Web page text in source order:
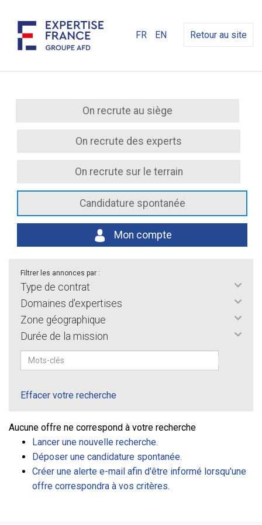
FR EN Retour au site
On recrute au siège
On recrute des experts
On recrute sur le terrain
Candidature spontanée
Mon compte
Filtrer les annonces par :
Type de contrat
Domaines d'expertises
Zone géographique
Durée de la mission
Effacer votre recherche
Aucune offre ne correspond à votre recherche
Lancer une nouvelle recherche.
Déposer une candidature spontanée.
Créer une alerte e-mail afin d'être informé lorsqu'une
offre correspondra à vos critères.